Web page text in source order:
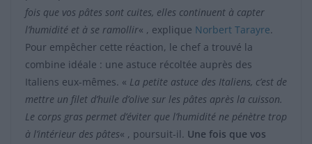
fois que vos pâtes sont cuites, elles continuent à capter
l’humidité et à se ramollir« , explique Norbert Tarayre.
Pour empêcher cette réaction, le chef a trouvé la
combine idéale : une astuce récoltée auprès des
Italiens eux-mêmes. « La petite astuce des Italiens, c’est de
mettre un filet d’huile d’olive sur les pâtes après la cuisson.
Le corps gras permet d’éviter que l’humidité ne pénètre trop
à l’intérieur des pâtes« , poursuit-il. Une fois que vos